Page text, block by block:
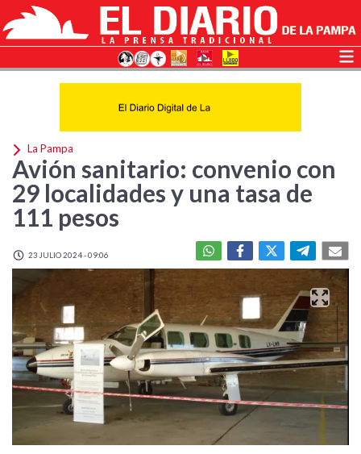
La Pampa
Avión sanitario: convenio con
29 localidades y una tasa de
111 pesos
23 JULIO 2024 - 09:06